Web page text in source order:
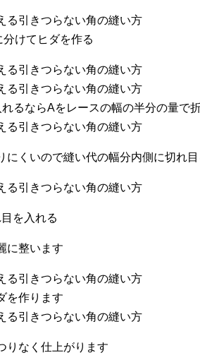
けてヒダを作る
るならAをレースの幅の半分の量で
にくいので縫い代の幅分内側に切れ
を入れる
に整います
を作ります
りなく仕上がります